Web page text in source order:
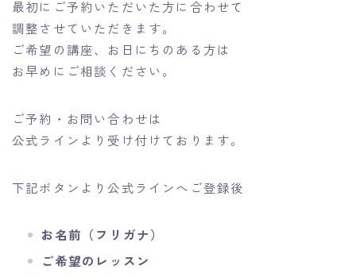
最初にご予約いただいた方に合わせて
調整させていただきます。
ご希望の講座、お日にちのある方は
お早めにご相談ください。
ご予約・お問い合わせは
公式ラインより受け付けております。
下記ボタンより公式ラインへご登録後
お名前（フリガナ）
ご希望のレッスン